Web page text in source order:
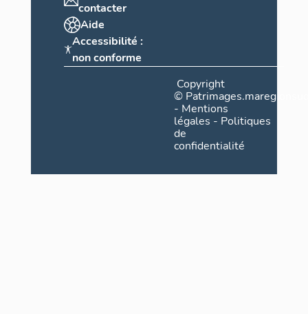
contacter
Aide
Accessibilité :
non conforme
Copyright
©
- Mentions
légales - Politiques
de
confidentialité